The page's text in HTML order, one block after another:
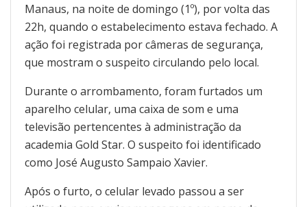
Manaus, na noite de domingo (1º), por volta das
22h, quando o estabelecimento estava fechado. A
ação foi registrada por câmeras de segurança,
que mostram o suspeito circulando pelo local.
Durante o arrombamento, foram furtados um
aparelho celular, uma caixa de som e uma
televisão pertencentes à administração da
academia Gold Star. O suspeito foi identificado
como José Augusto Sampaio Xavier.
Após o furto, o celular levado passou a ser